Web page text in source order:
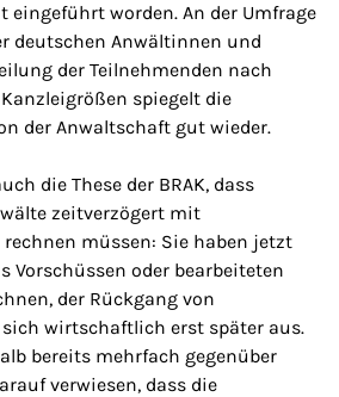
eingeführt worden. An der Umfrage
deutschen Anwältinnen und
der Teilnehmenden nach
spiegelt die
der Anwaltschaft gut wieder.
die These der BRAK, dass
zeitverzögert mit
müssen: Sie haben jetzt
Vorschüssen oder bearbeiteten
der Rückgang von
wirtschaftlich erst später aus.
bereits mehrfach gegenüber
verwiesen, dass die